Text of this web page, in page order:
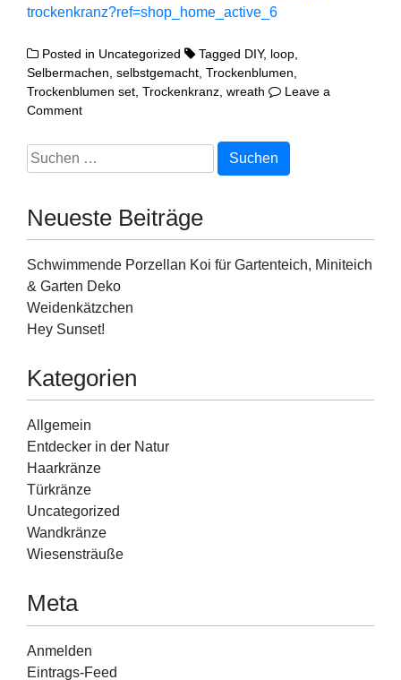
trockenkranz?ref=shop_home_active_6
Posted in Uncategorized Tagged DIY, loop,
Selbermachen, selbstgemacht, Trockenblumen,
Trockenblumen set, Trockenkranz, wreath
Leave a
Commenton
Set
Trockenblumenkranz
Suchen
nach:
Neueste Beiträge
Schwimmende Porzellan Koi für Gartenteich, Miniteich
& Garten Deko
Weidenkätzchen
Hey Sunset!
Kategorien
Allgemein
Entdecker in der Natur
Haarkränze
Türkränze
Uncategorized
Wandkränze
Wiesensträuße
Meta
Anmelden
Eintrags-Feed